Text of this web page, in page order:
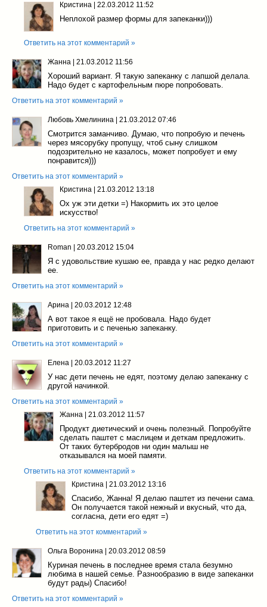
Кристина
22.03.2012 11:52
Неплохой размер формы для запеканки)))
Ответить на этот комментарий »
Жанна 21.03.2012 11:56
Хороший вариант. Я такую запеканку с лапшой делала.
Надо будет с картофельным пюре попробовать.
Ответить на этот комментарий »
Любовь Хмелинина 21.03.2012 07:46
Смотрится заманчиво. Думаю, что попробую и печень
через мясорубку пропущу, чтоб сыну слишком
подозрительно не казалось, может попробует и ему
понравится)))
Ответить на этот комментарий »
Кристина
21.03.2012 13:18
Ох уж эти детки =) Накормить их это целое
искусство!
Ответить на этот комментарий »
Roman 20.03.2012 15:04
Я с удовольствие кушаю ее, правда у нас редко делают
ее.
Ответить на этот комментарий »
Арина 20.03.2012 12:48
А вот такое я ещё не пробовала. Надо будет
приготовить и с печенью запеканку.
Ответить на этот комментарий »
Елена 20.03.2012 11:27
У нас дети печень не едят, поэтому делаю запеканку с
другой начинкой.
Ответить на этот комментарий »
Жанна
21.03.2012 11:57
Продукт диетический и очень полезный. Попробуйте
сделать паштет с маслицем и деткам предложить.
От таких бутербродов ни один малыш не
отказывался на моей памяти.
Ответить на этот комментарий »
Кристина
21.03.2012 13:16
Спасибо, Жанна! Я делаю паштет из печени сама.
Он получается такой нежный и вкусный, что да,
согласна, дети его едят =)
Ответить на этот комментарий »
Ольга Воронина 20.03.2012 08:59
Куриная печень в последнее время стала безумно
любима в нашей семье. Разнообразию в виде запеканки
будут рады) Спасибо!
Ответить на этот комментарий »